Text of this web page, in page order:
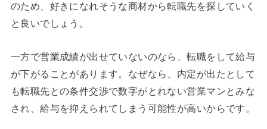
のため、好きになれそうな商材から転職先を探していく
と良いでしょう。
一方で営業成績が出せていないのなら、転職をして給与
が下がることがあります。なぜなら、内定が出たとして
も転職先との条件交渉で数字がとれない営業マンとみな
され、給与を抑えられてしまう可能性が高いからです。